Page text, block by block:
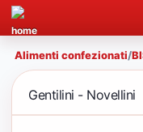
Alimenti confezionati/
Gentilini - Novellini